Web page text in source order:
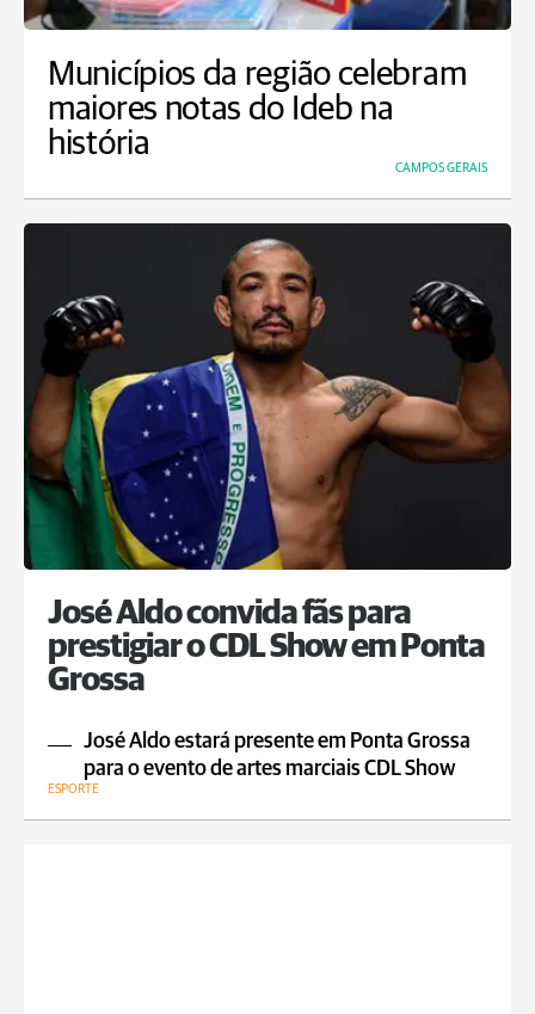
Municípios da região celebram
maiores notas do Ideb na
história
CAMPOS GERAIS
José Aldo convida fãs para
prestigiar o CDL Show em Ponta
Grossa
José Aldo estará presente em Ponta Grossa
para o evento de artes marciais CDL Show
ESPORTE